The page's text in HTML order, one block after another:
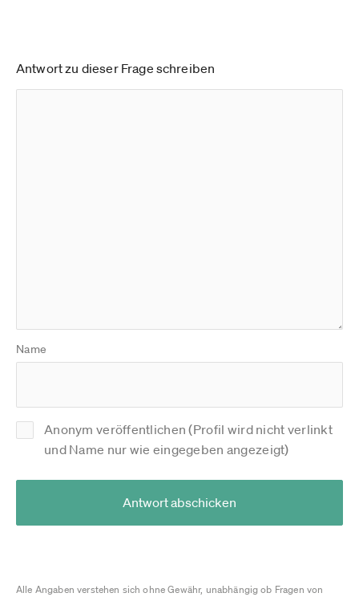
Antwort zu dieser Frage schreiben
Name
Anonym veröffentlichen (Profil wird nicht verlinkt
und Name nur wie eingegeben angezeigt)
Antwort abschicken
Alle Angaben verstehen sich ohne Gewähr, unabhängig ob Fragen von